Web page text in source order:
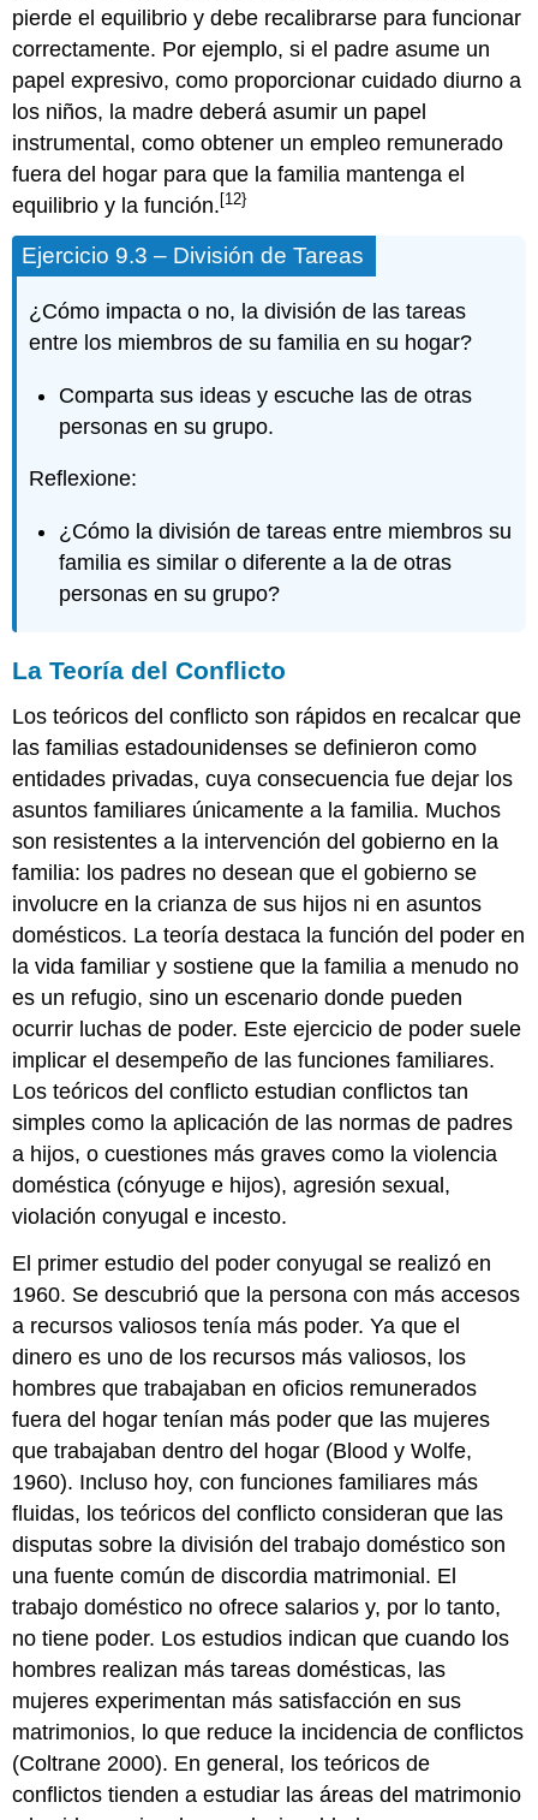
pierde el equilibrio y debe recalibrarse para funcionar
correctamente. Por ejemplo, si el padre asume un
papel expresivo, como proporcionar cuidado diurno a
los niños, la madre deberá asumir un papel
instrumental, como obtener un empleo remunerado
fuera del hogar para que la familia mantenga el
equilibrio y la función. [12}
Ejercicio 9.3 – División de Tareas
¿Cómo impacta o no, la división de las tareas
entre los miembros de su familia en su hogar?
Comparta sus ideas y escuche las de otras
personas en su grupo.
Reflexione:
¿Cómo la división de tareas entre miembros su
familia es similar o diferente a la de otras
personas en su grupo?
La Teoría del Conflicto
Los teóricos del conflicto son rápidos en recalcar que
las familias estadounidenses se definieron como
entidades privadas, cuya consecuencia fue dejar los
asuntos familiares únicamente a la familia. Muchos
son resistentes a la intervención del gobierno en la
familia: los padres no desean que el gobierno se
involucre en la crianza de sus hijos ni en asuntos
domésticos. La teoría destaca la función del poder en
la vida familiar y sostiene que la familia a menudo no
es un refugio, sino un escenario donde pueden
ocurrir luchas de poder. Este ejercicio de poder suele
implicar el desempeño de las funciones familiares.
Los teóricos del conflicto estudian conflictos tan
simples como la aplicación de las normas de padres
a hijos, o cuestiones más graves como la violencia
doméstica (cónyuge e hijos), agresión sexual,
violación conyugal e incesto.
El primer estudio del poder conyugal se realizó en
1960. Se descubrió que la persona con más accesos
a recursos valiosos tenía más poder. Ya que el
dinero es uno de los recursos más valiosos, los
hombres que trabajaban en oficios remunerados
fuera del hogar tenían más poder que las mujeres
que trabajaban dentro del hogar (Blood y Wolfe,
1960). Incluso hoy, con funciones familiares más
fluidas, los teóricos del conflicto consideran que las
disputas sobre la división del trabajo doméstico son
una fuente común de discordia matrimonial. El
trabajo doméstico no ofrece salarios y, por lo tanto,
no tiene poder. Los estudios indican que cuando los
hombres realizan más tareas domésticas, las
mujeres experimentan más satisfacción en sus
matrimonios, lo que reduce la incidencia de conflictos
(Coltrane 2000). En general, los teóricos de
conflictos tienden a estudiar las áreas del matrimonio